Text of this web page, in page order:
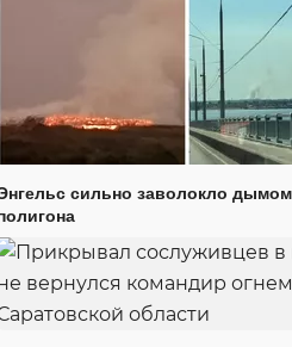
сильно заволокло